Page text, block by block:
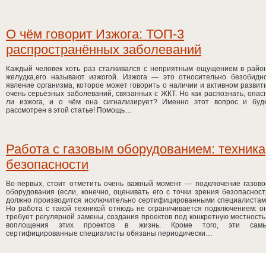
О чём говорит Изжога: ТОП-3
распространённых заболеваний
Каждый человек хоть раз сталкивался с неприятным ощущением в
желудка,его называют изжогой. Изжога — это относительно
явление организма, которое может говорить о наличии и активном
очень серьёзных заболеваний, связанных с ЖКТ. Но как распознать,
ли изжога, и о чём она сигнализирует? Именно этот вопрос и
рассмотрен в этой статье! Помощь…
Работа с газовым оборудованием: техника
безопасности
Во-первых, стоит отметить очень важный момент — подключение
оборудования (если, конечно, оценивать его с точки зрения
должно производится исключительно сертифицированными
Но работа с такой техникой отнюдь не ограничивается подключением:
требует регулярной замены, создания проектов под конкретную
воплощения этих проектов в жизнь. Кроме того, эти
сертифицированные специалисты обязаны периодически…